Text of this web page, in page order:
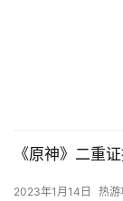
《原神》二重
2023年1月14日 热游